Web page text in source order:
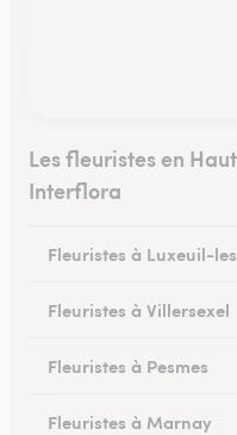
Les fleuristes en
Interflora
Fleuristes à Luxeuil-
Fleuristes à Villersexel
Fleuristes à Pesmes
Fleuristes à Marnay